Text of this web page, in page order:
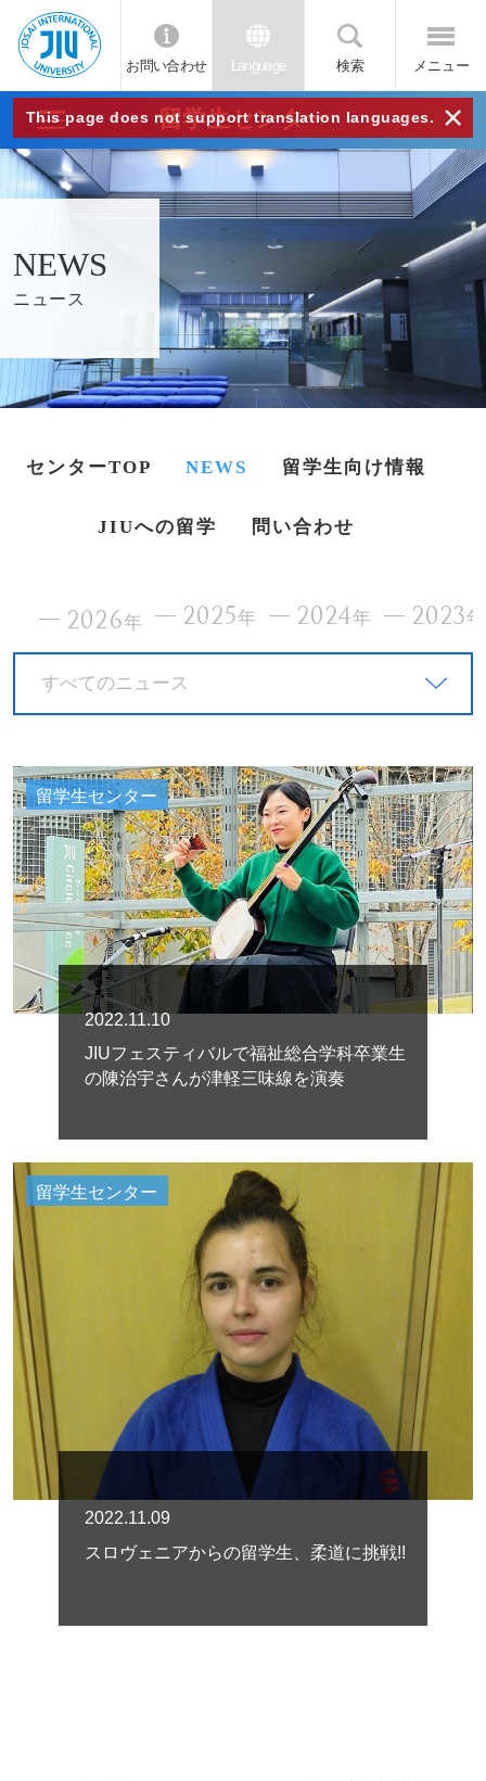
JIU
城西
大学
お問い合わせ Language 検索 メニュー
This page does not support translation languages. ×
留学生センター
NEWS
ニュース
センターTOP NEWS 留学生向け情報
JIUへの留学 問い合わせ
2026年 2025年 2024年 2023年
すべてのニュース
留学生センター
2022.11.10
JIUフェスティバルで福祉総合学科卒業生
の陳治宇さんが津軽三味線を演奏
留学生センター
2022.11.09
スロヴェニアからの留学生、柔道に挑戦!!